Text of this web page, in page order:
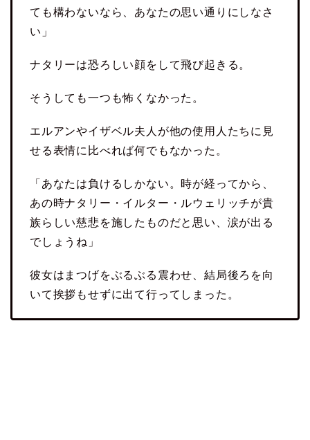
ても構わないなら、あなたの思い通りにしなさ
い」
ナタリーは恐ろしい顔をして飛び起きる。
そうしても一つも怖くなかった。
エルアンやイザベル夫人が他の使用人たちに見
せる表情に比べれば何でもなかった。
「あなたは負けるしかない。時が経ってから、
あの時ナタリー・イルター・ルウェリッチが貴
族らしい慈悲を施したものだと思い、涙が出る
でしょうね」
彼女はまつげをぶるぶる震わせ、結局後ろを向
いて挨拶もせずに出て行ってしまった。